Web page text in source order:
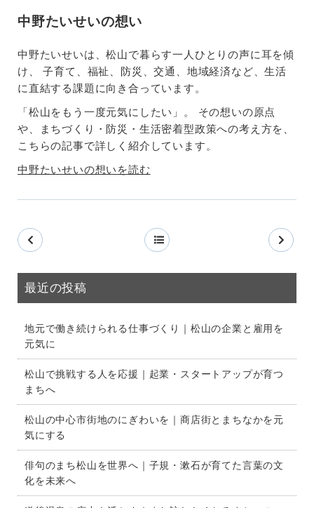
中野たいせいの想い
中野たいせいは、松山で暮らす一人ひとりの声に耳を傾
け、 子育て、福祉、防災、交通、地域経済など、生活
に直結する課題に向き合っています。
「松山をもう一度元気にしたい」。 その想いの原点
や、まちづくり・防災・生活密着型政策への考え方を、
こちらの記事で詳しく紹介しています。
中野たいせいの想いを読む
最近の投稿
地元で働き続けられる仕事づくり｜松山の企業と雇用を
元気に
松山で挑戦する人を応援｜起業・スタートアップが育つ
まちへ
松山の中心市街地のにぎわいを｜商店街とまちなかを元
気にする
俳句のまち松山を世界へ｜子規・漱石が育てた言葉の文
化を未来へ